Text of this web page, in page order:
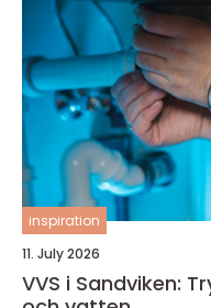
inspiration
11. July 2026
VVS i Sandviken: